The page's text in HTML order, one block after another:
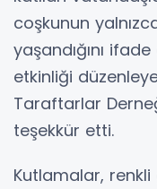
coşkunun
yaşandığını
etkinliği
Taraftarlar
teşekkür etti.
Kutlamalar,